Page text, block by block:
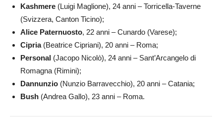
Kashmere (Luigi Maglione), 24 anni – Torricella-Taverne
(Svizzera, Canton Ticino);
Alice Paternuosto, 22 anni – Cunardo (Varese);
Cipria(Beatrice Cipriani), 20 anni – Roma;
Personal (Jacopo Nicolò), 24 anni – Sant’Arcangelo di
Romagna (Rimini);
Dannunzio (Nunzio Barravecchio), 20 anni – Catania;
Bush (Andrea Gallo), 23 anni – Roma.